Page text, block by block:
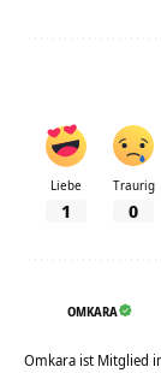
Liebe
1
Traurig
0
OMKARA
Omkara ist Mitglied